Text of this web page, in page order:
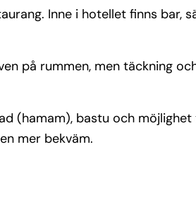
Inne i hotellet finns bar,
på rummen, men täckning
(hamam), bastu och
mer bekväm.